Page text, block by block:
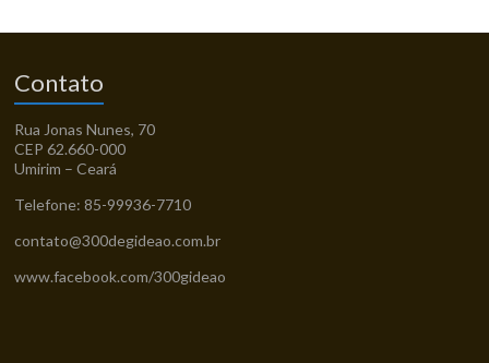
Contato
Rua Jonas Nunes, 70
CEP 62.660-000
Umirim – Ceará
Telefone: 85-99936-7710
contato@300degideao.com.br
www.facebook.com/300gideao